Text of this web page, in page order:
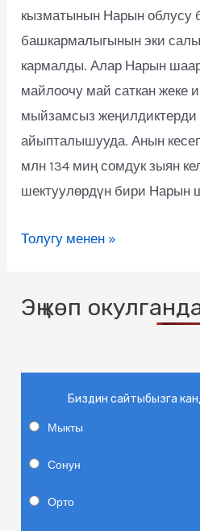
кызматынын Нарын облусу
башкармалыгынын эки
кармалды. Алар Нарын
майлоочу май саткан жеке
мыйзамсыз жеңилдиктерди
айыпталышууда. Анын
млн 134 миң сомдук зыян
шектуулөрдүн бири Нарын
Толугу менен »
Эң көп
Биздин сайтыбызга
Мыкты
Сонун
Орто